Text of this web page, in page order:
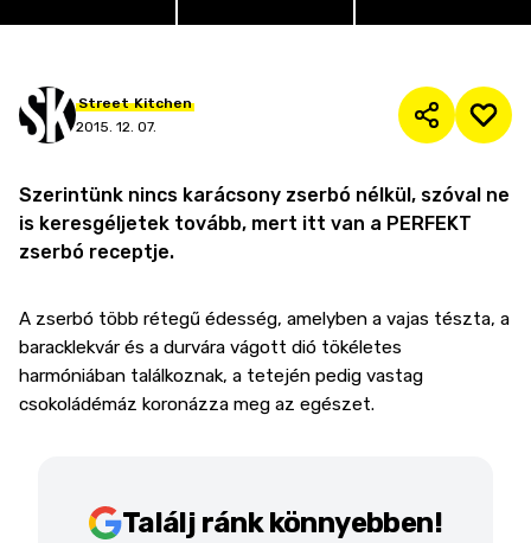
Street Kitchen
2015. 12. 07.
Szerintünk nincs karácsony zserbó nélkül, szóval ne
is keresgéljetek tovább, mert itt van a PERFEKT
zserbó receptje.
A zserbó több rétegű édesség, amelyben a vajas tészta, a
baracklekvár és a durvára vágott dió tökéletes
harmóniában találkoznak, a tetején pedig vastag
csokoládémáz koronázza meg az egészet.
Találj ránk könnyebben!